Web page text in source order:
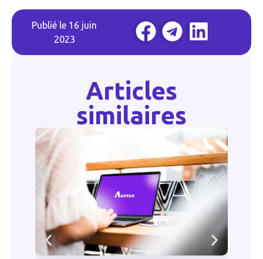
Publié le 16 juin
2023
Articles
similaires